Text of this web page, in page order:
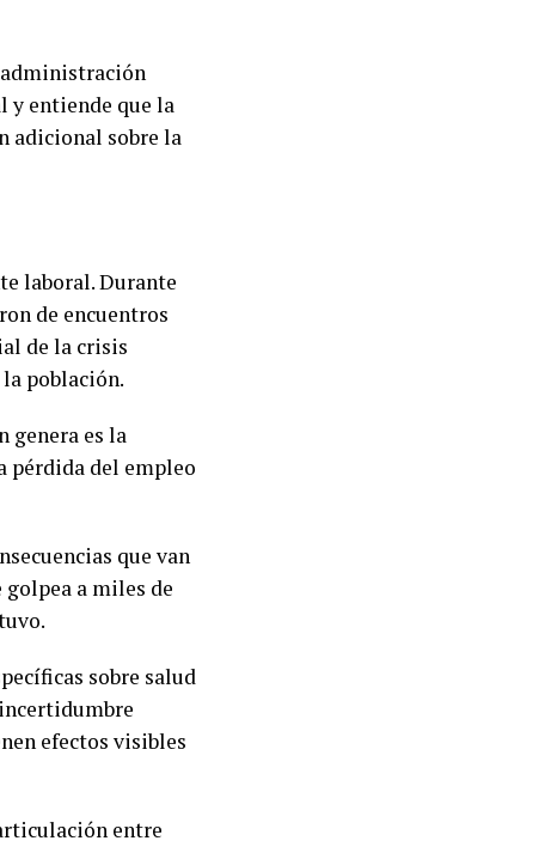
y entiende que la
adicional sobre la
laboral. Durante
de encuentros
de la crisis
población.
genera es la
pérdida del empleo
que van
a miles de
sobre salud
efectos visibles
entre